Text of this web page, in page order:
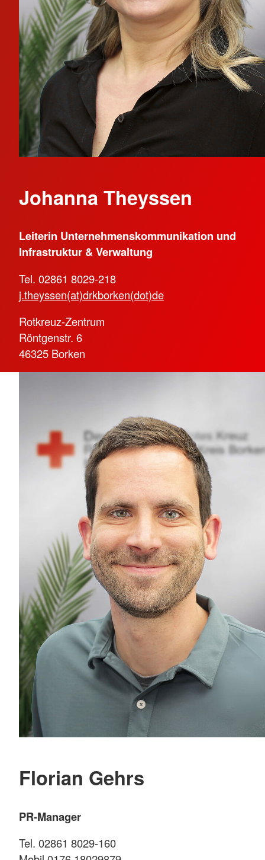
Johanna Theyssen
Leiterin Unternehmenskommunikation und
Infrastruktur & Verwaltung
Tel. 02861 8029-218
j.theyssen(at)drkborken(dot)de
Rotkreuz-Zentrum
Röntgenstr. 6
46325 Borken
Florian Gehrs
PR-Manager
Tel. 02861 8029-160